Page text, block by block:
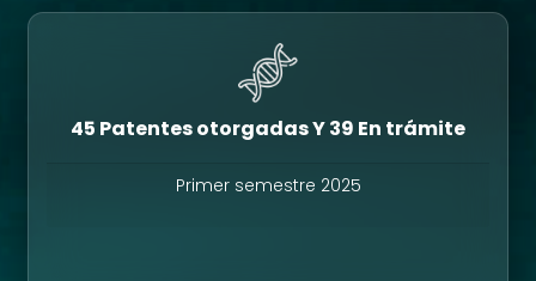
45 Patentes otorgadas Y 39 En trámite
Primer semestre 2025